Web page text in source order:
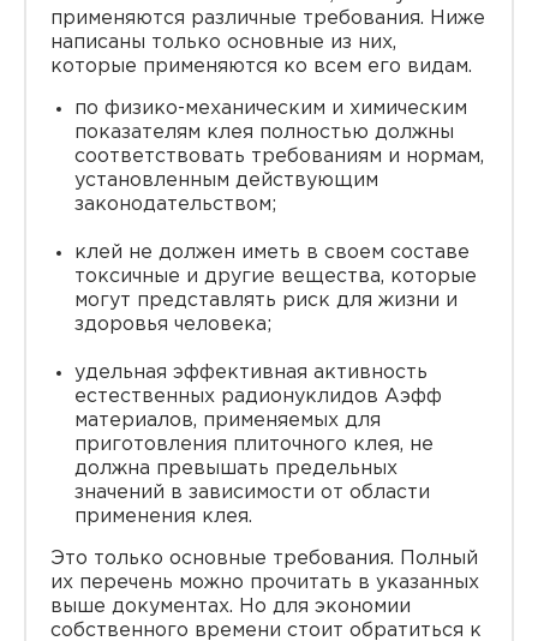
применяются различные требования. Ниже
написаны только основные из них,
которые применяются ко всем его видам.
по физико-механическим и химическим
показателям клея полностью должны
соответствовать требованиям и нормам,
установленным действующим
законодательством;
клей не должен иметь в своем составе
токсичные и другие вещества, которые
могут представлять риск для жизни и
здоровья человека;
удельная эффективная активность
естественных радионуклидов Аэфф
материалов, применяемых для
приготовления плиточного клея, не
должна превышать предельных
значений в зависимости от области
применения клея.
Это только основные требования. Полный
их перечень можно прочитать в указанных
выше документах. Но для экономии
собственного времени стоит обратиться к